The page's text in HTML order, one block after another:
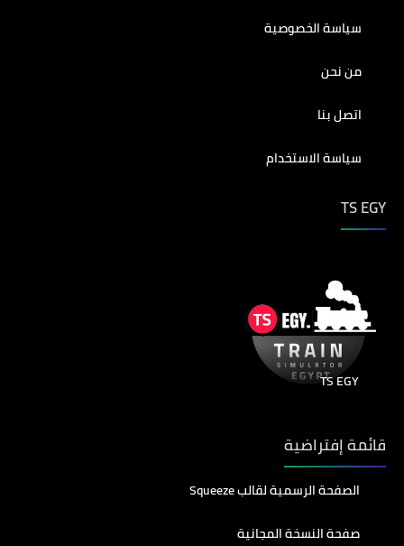
سياسة الخصوصية
من نحن
اتصل بنا
سياسة الاستخدام
TS EGY
TS EGY
قائمة إفتراضية
الصفحة الرسمية لقالب Squeeze
صفحة النسخة المجانية